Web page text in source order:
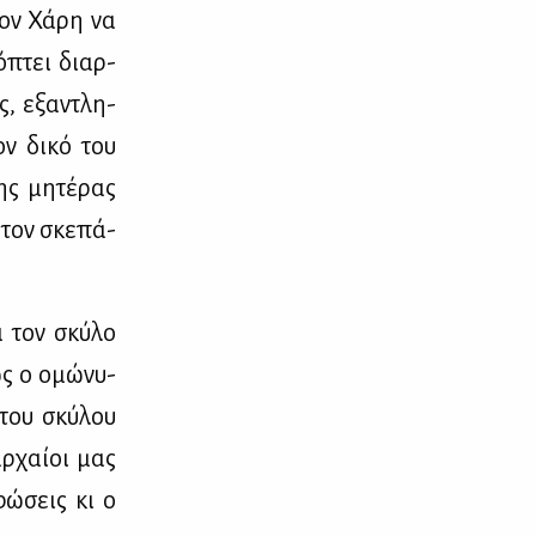
Χά­ρη να
διαρ­
εξα­ντλη­
δι­κό του
μη­τέ­ρας
τον σκε­πά­
σκύ­λο
ο ομώ­νυ­
σκύ­λου
μας
κι ο